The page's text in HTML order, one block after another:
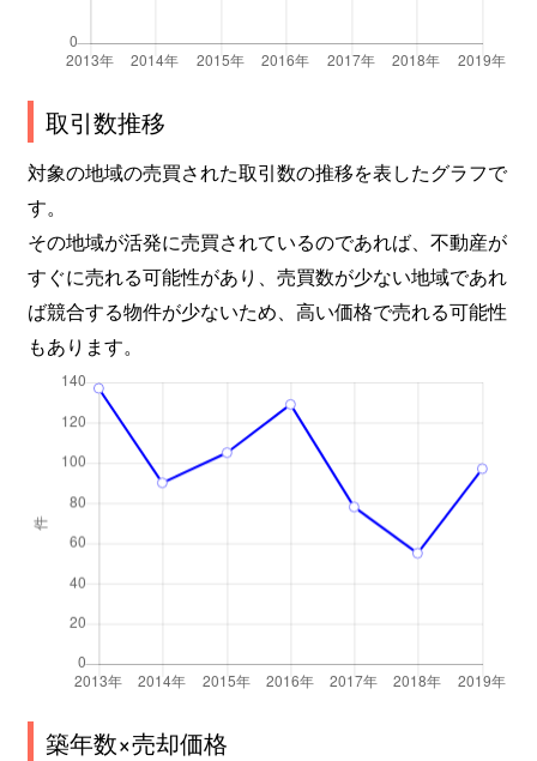
取引数推移
対象の地域の売買された取引数の推移を表したグラフで
す。
その地域が活発に売買されているのであれば、不動産が
すぐに売れる可能性があり、売買数が少ない地域であれ
ば競合する物件が少ないため、高い価格で売れる可能性
もあります。
築年数×売却価格